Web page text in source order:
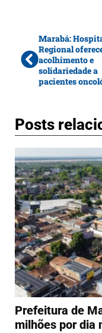
Marabá:
Regional
acolhimento e
solidariedade a
pacientes
Posts
Prefeitura de
milhões por dia